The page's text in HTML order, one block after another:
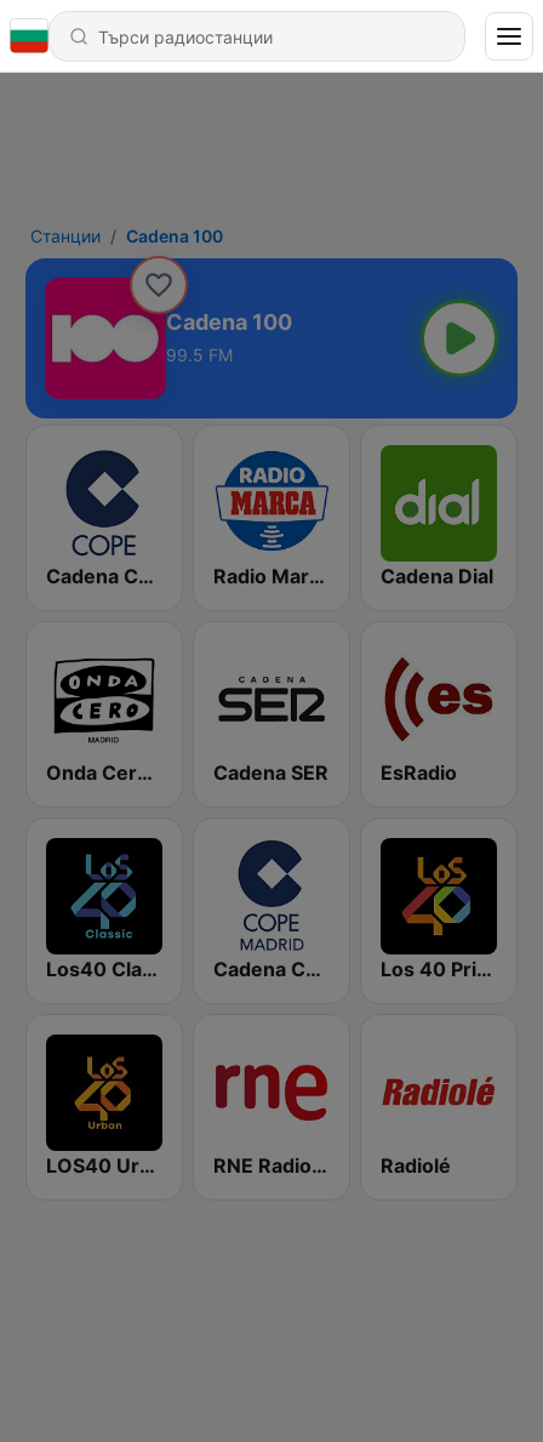
Станции Cadena 100
Cadena 100
99.5 FM
Cadena COPE Radio Marca Nacional Cadena Dial
Onda Cero Madrid Cadena SER EsRadio
Los40 Classic Cadena COPE Madrid Los 40 Principales
LOS40 Urban RNE Radio Nacional Radiolé